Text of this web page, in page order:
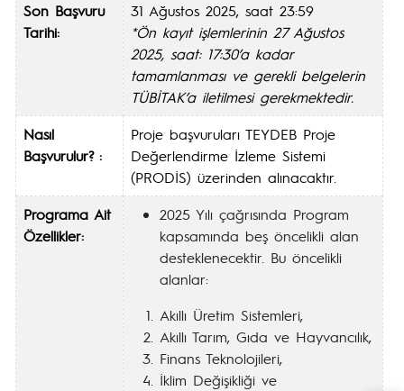
Son Başvuru
Tarihi:
31 Ağustos 2025, saat 23:59
*Ön kayıt işlemlerinin 27 Ağustos
2025, saat: 17:30’a kadar
tamamlanmasıve gerekli belgelerin
TÜBİTAK’a iletilmesi gerekmektedir.
Nasıl
Başvurulur? :
Proje başvuruları TEYDEB Proje
Değerlendirme İzleme Sistemi
(PRODİS) üzerinden alınacaktır.
Programa Ait
Özellikler:
2025 Yılı çağrısında Program
kapsamında beş öncelikli alan
desteklenecektir. Bu öncelikli
alanlar:
Akıllı Üretim Sistemleri,
Akıllı Tarım, Gıda ve Hayvancılık,
Finans Teknolojileri,
İklim Değişikliği ve